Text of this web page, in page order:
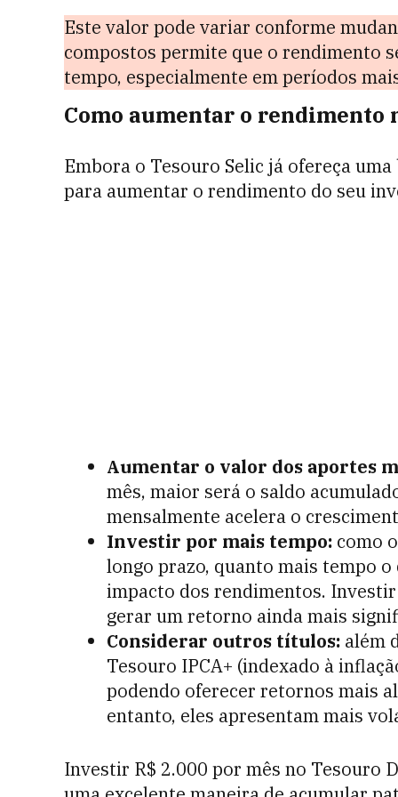
Este valor pode variar conforme
compostos permite que o rendimento
tempo, especialmente em períodos
Como aumentar o rendimento
Embora o Tesouro Selic já ofereça
para aumentar o rendimento do seu
Aumentar o valor dos aportes
mês, maior será o saldo
mensalmente acelera o
Investir por mais tempo: como
longo prazo, quanto mais tempo
impacto dos rendimentos.
gerar um retorno ainda mais
Considerar outros títulos: além
Tesouro IPCA+ (indexado à
podendo oferecer retornos mais
entanto, eles apresentam mais
Investir R$ 2.000 por mês no Tesouro